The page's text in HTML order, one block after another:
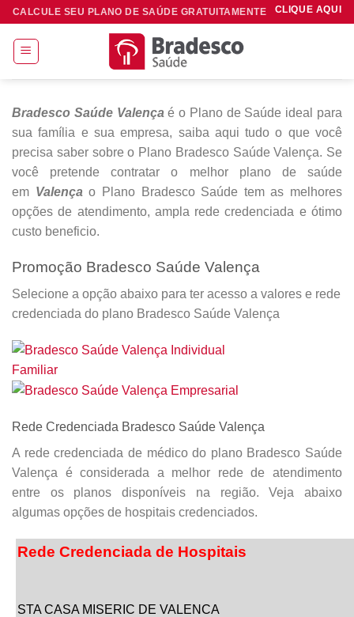
Skip
content
CALCULE SEU PLANO DE SAÚDE GRATUITAMENTE CLIQUE AQUI
Bradesco Saúde Valença é o Plano de Saúde ideal para
sua família e sua empresa, saiba aqui tudo o que você
precisa saber sobre o Plano Bradesco Saúde Valença. Se
você pretende contratar o melhor plano de saúde
em Valença o Plano Bradesco Saúde tem as melhores
opções de atendimento, ampla rede credenciada e ótimo
custo beneficio.
Promoção Bradesco Saúde Valença
Selecione a opção abaixo para ter acesso a valores e rede
credenciada do plano Bradesco Saúde Valença
Rede Credenciada Bradesco Saúde Valença
A rede credenciada de médico do plano Bradesco Saúde
Valença é considerada a melhor rede de atendimento
entre os planos disponíveis na região. Veja abaixo
algumas opções de hospitais credenciados.
Rede Credenciada de Hospitais
STA CASA MISERIC DE VALENCA